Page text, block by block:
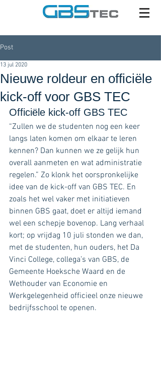
Post
Nieuwe roldeur en officiële
kick-off voor GBS TEC
13 jul 2020
Officiële kick-off GBS TEC
“Zullen we de studenten nog een keer
langs laten komen om elkaar te leren
kennen? Dan kunnen we ze gelijk hun
overall aanmeten en wat administratie
regelen.” Zo klonk het oorspronkelijke
idee van de kick-off van GBS TEC. En
zoals het wel vaker met initiatieven
binnen GBS gaat, doet er altijd iemand
wel een schepje bovenop. Lang verhaal
kort; op vrijdag 10 juli stonden we dan,
met de studenten, hun ouders, het Da
Vinci College, collega’s van GBS, de
Gemeente Hoeksche Waard en de
Wethouder van Economie en
Werkgelegenheid officieel onze nieuwe
bedrijfsschool te openen.